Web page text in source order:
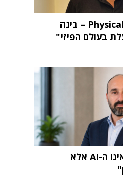
"העתיד הוא Physical AI – בינה
בעולם הפיזי"
"האתגר הגדול אינו ה-AI אלא